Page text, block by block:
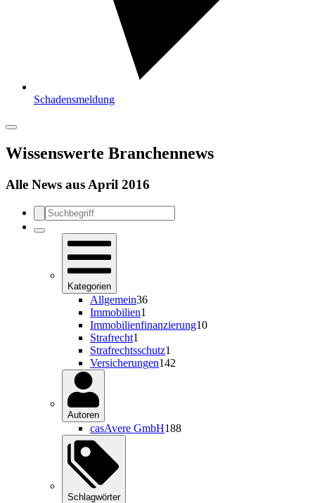
Schadensmeldung
Wissenswerte Branchennews
Alle News aus April 2016
Kategorien
Allgemein36
Immobilien1
Immobilienfinanzierung10
Strafrecht1
Strafrechtsschutz1
Versicherungen142
Autoren
casAvere GmbH188
Schlagwörter